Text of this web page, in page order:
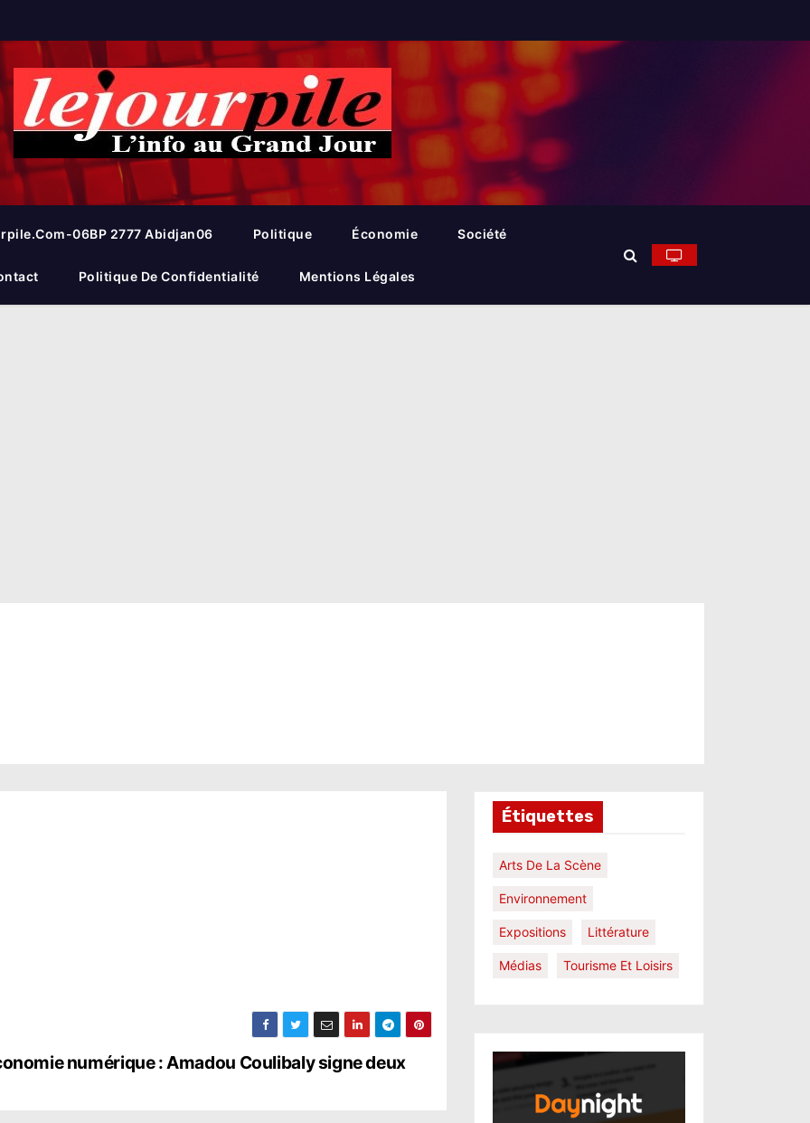
06BP 2777 Abidjan06 Politique Économie Société
Politique De Confidentialité Mentions Légales
numérique : Amadou Coulibaly signe deux
Étiquettes
Arts De La Scène
Environnement
Expositions Littérature
Médias Tourisme Et Loisirs